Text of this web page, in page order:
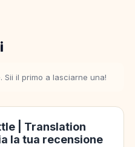
il primo a lasciarne una!
| Translation
la tua recensione